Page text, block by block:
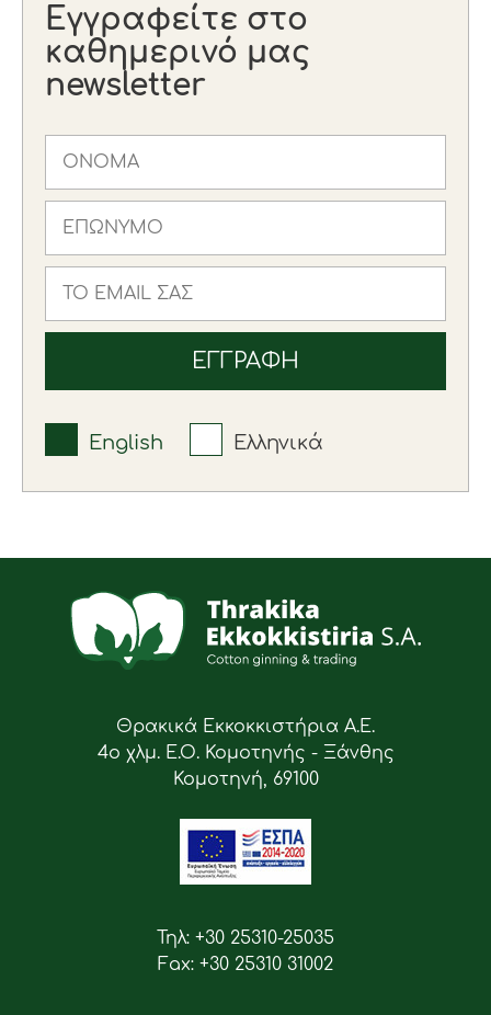
Εγγραφείτε στο
καθημερινό μας
newsletter
English Ελληνικά
Θρακικά Εκκοκκιστήρια Α.Ε.
4ο χλμ. Ε.Ο. Κομοτηνής - Ξάνθης
Κομοτηνή, 69100
Τηλ: +30 25310-25035
Fax: +30 25310 31002